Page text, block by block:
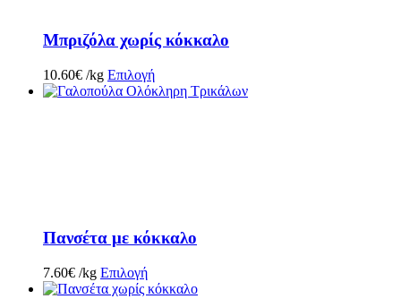
Μπριζόλα χωρίς κόκκαλο
10.60€ /kg Επιλογή
Πανσέτα με κόκκαλο
7.60€ /kg Επιλογή